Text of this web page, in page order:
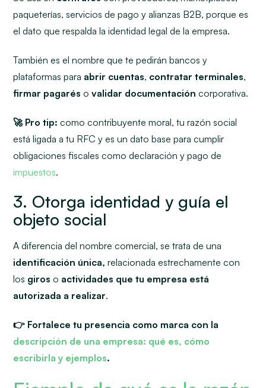
paqueterías, servicios de pago y alianzas B2B, porque es
el dato que respalda la identidad legal de la empresa.
También es el nombre que te pedirán bancos y
plataformas para abrir cuentas, contratar terminales,
firmar pagarés ovalidar documentación corporativa.
🚀 Pro tip: como contribuyente moral, tu razón social
está ligada a tu RFC y es un dato base para cumplir
obligaciones fiscales como declaración y pago de
impuestos.
3. Otorga identidad y guía el
objeto social
A diferencia del nombre comercial, se trata de una
identificación única,relacionada estrechamente con
los giros o actividades que tu empresa está
autorizada a realizar.
👉 Fortalece tu presencia como marca con la
descripción de una empresa: qué es, cómo
escribirla y ejemplos.